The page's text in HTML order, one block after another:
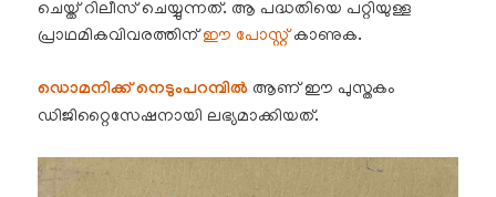
ചെയ്ത് റിലീസ് ചെയ്യുന്നത്. ആ പദ്ധതിയെ പറ്റിയുള്ള
പ്രാഥമികവിവരത്തിന്ഈ പോസ്റ്റ്കാണുക.
ഡൊമനിക്ക് നെടും‌പറമ്പിൽ ആണ് ഈ പുസ്തകം
ഡിജിറ്റൈസേഷനായി ലഭ്യമാക്കിയത്.